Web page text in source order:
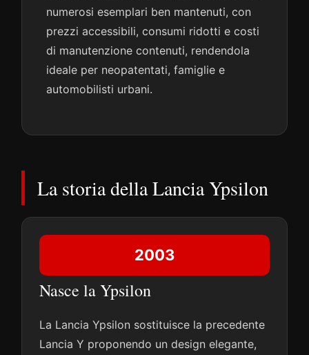
numerosi esemplari ben mantenuti, con
prezzi accessibili, consumi ridotti e costi
di manutenzione contenuti, rendendola
ideale per neopatentati, famiglie e
automobilisti urbani.
La storia della Lancia Ypsilon
2003
Nasce la Ypsilon
La Lancia Ypsilon sostituisce la precedente
Lancia Y proponendo un design elegante,